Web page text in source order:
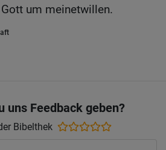
um meinetwillen.
uns Feedback geben?
Bibelthek